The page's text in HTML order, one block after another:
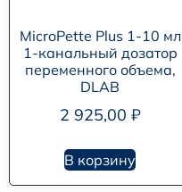
MicroPette Plus 1-10 мл
1-канальный дозатор
переменного объема,
DLAB
2 925,00 ₽
В корзину